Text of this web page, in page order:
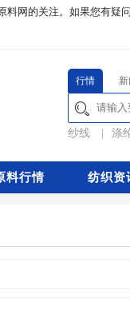
料网的关注。如果您有疑
行情
纱线 涤
料行情 纺织资